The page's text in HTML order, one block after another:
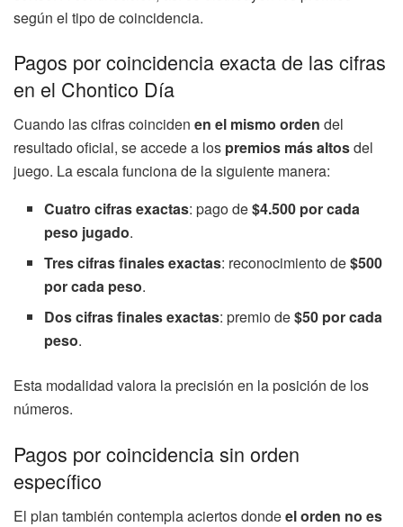
según el tipo de coincidencia.
Pagos por coincidencia exacta de las cifras
en el Chontico Día
Cuando las cifras coinciden en el mismo orden del
resultado oficial, se accede a los premios más altosdel
juego. La escala funciona de la siguiente manera:
Cuatro cifras exactas: pago de$4.500 por cada
peso jugado.
Tres cifras finales exactas: reconocimiento de$500
por cada peso.
Dos cifras finales exactas: premio de$50 por cada
peso.
Esta modalidad valora la precisión en la posición de los
números.
Pagos por coincidencia sin orden
específico
El plan también contempla aciertos dondeel orden no es